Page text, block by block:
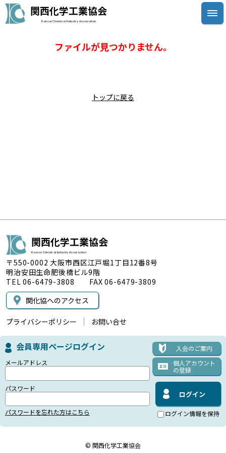
関西化学工業協会
Kansai Chemical Industry Association
ファイルが見つかりません。
トップに戻る
関西化学工業協会
Kansai Chemical Industry Association
〒550-0002 大阪市西区江戸堀1丁目12番8号
明治安田生命肥後橋ビル9階
TEL 06-6479-3808 FAX 06-6479-3809
関化協へのアクセス
プライバシーポリシー お問い合せ
会員専用ページログイン
入会のご案内
個人アカウント
の登録
メールアドレス
パスワード
パスワードを忘れた方はこちら ログイン情報を保持
© 関西化学工業協会